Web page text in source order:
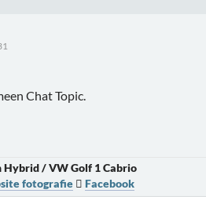
Chat Topic.
Hybrid / VW Golf 1 Cabrio
fotografie  Facebook